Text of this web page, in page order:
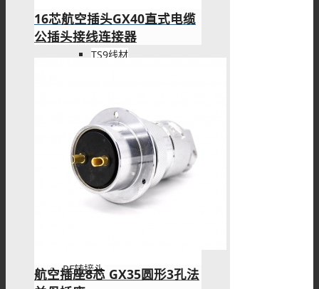
TS9线材
FME线材
SMC线材
RF转接头
16芯航空插头GX40直式电缆
公插头接线连接器
航空插座8芯 GX35圆形3孔法